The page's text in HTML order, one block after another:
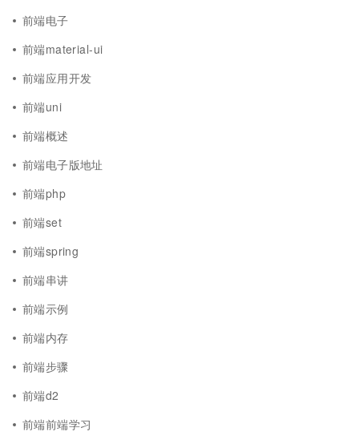
前端电子
前端material-ui
前端应用开发
前端uni
前端概述
前端电子版地址
前端php
前端set
前端spring
前端串讲
前端示例
前端内存
前端步骤
前端d2
前端前端学习